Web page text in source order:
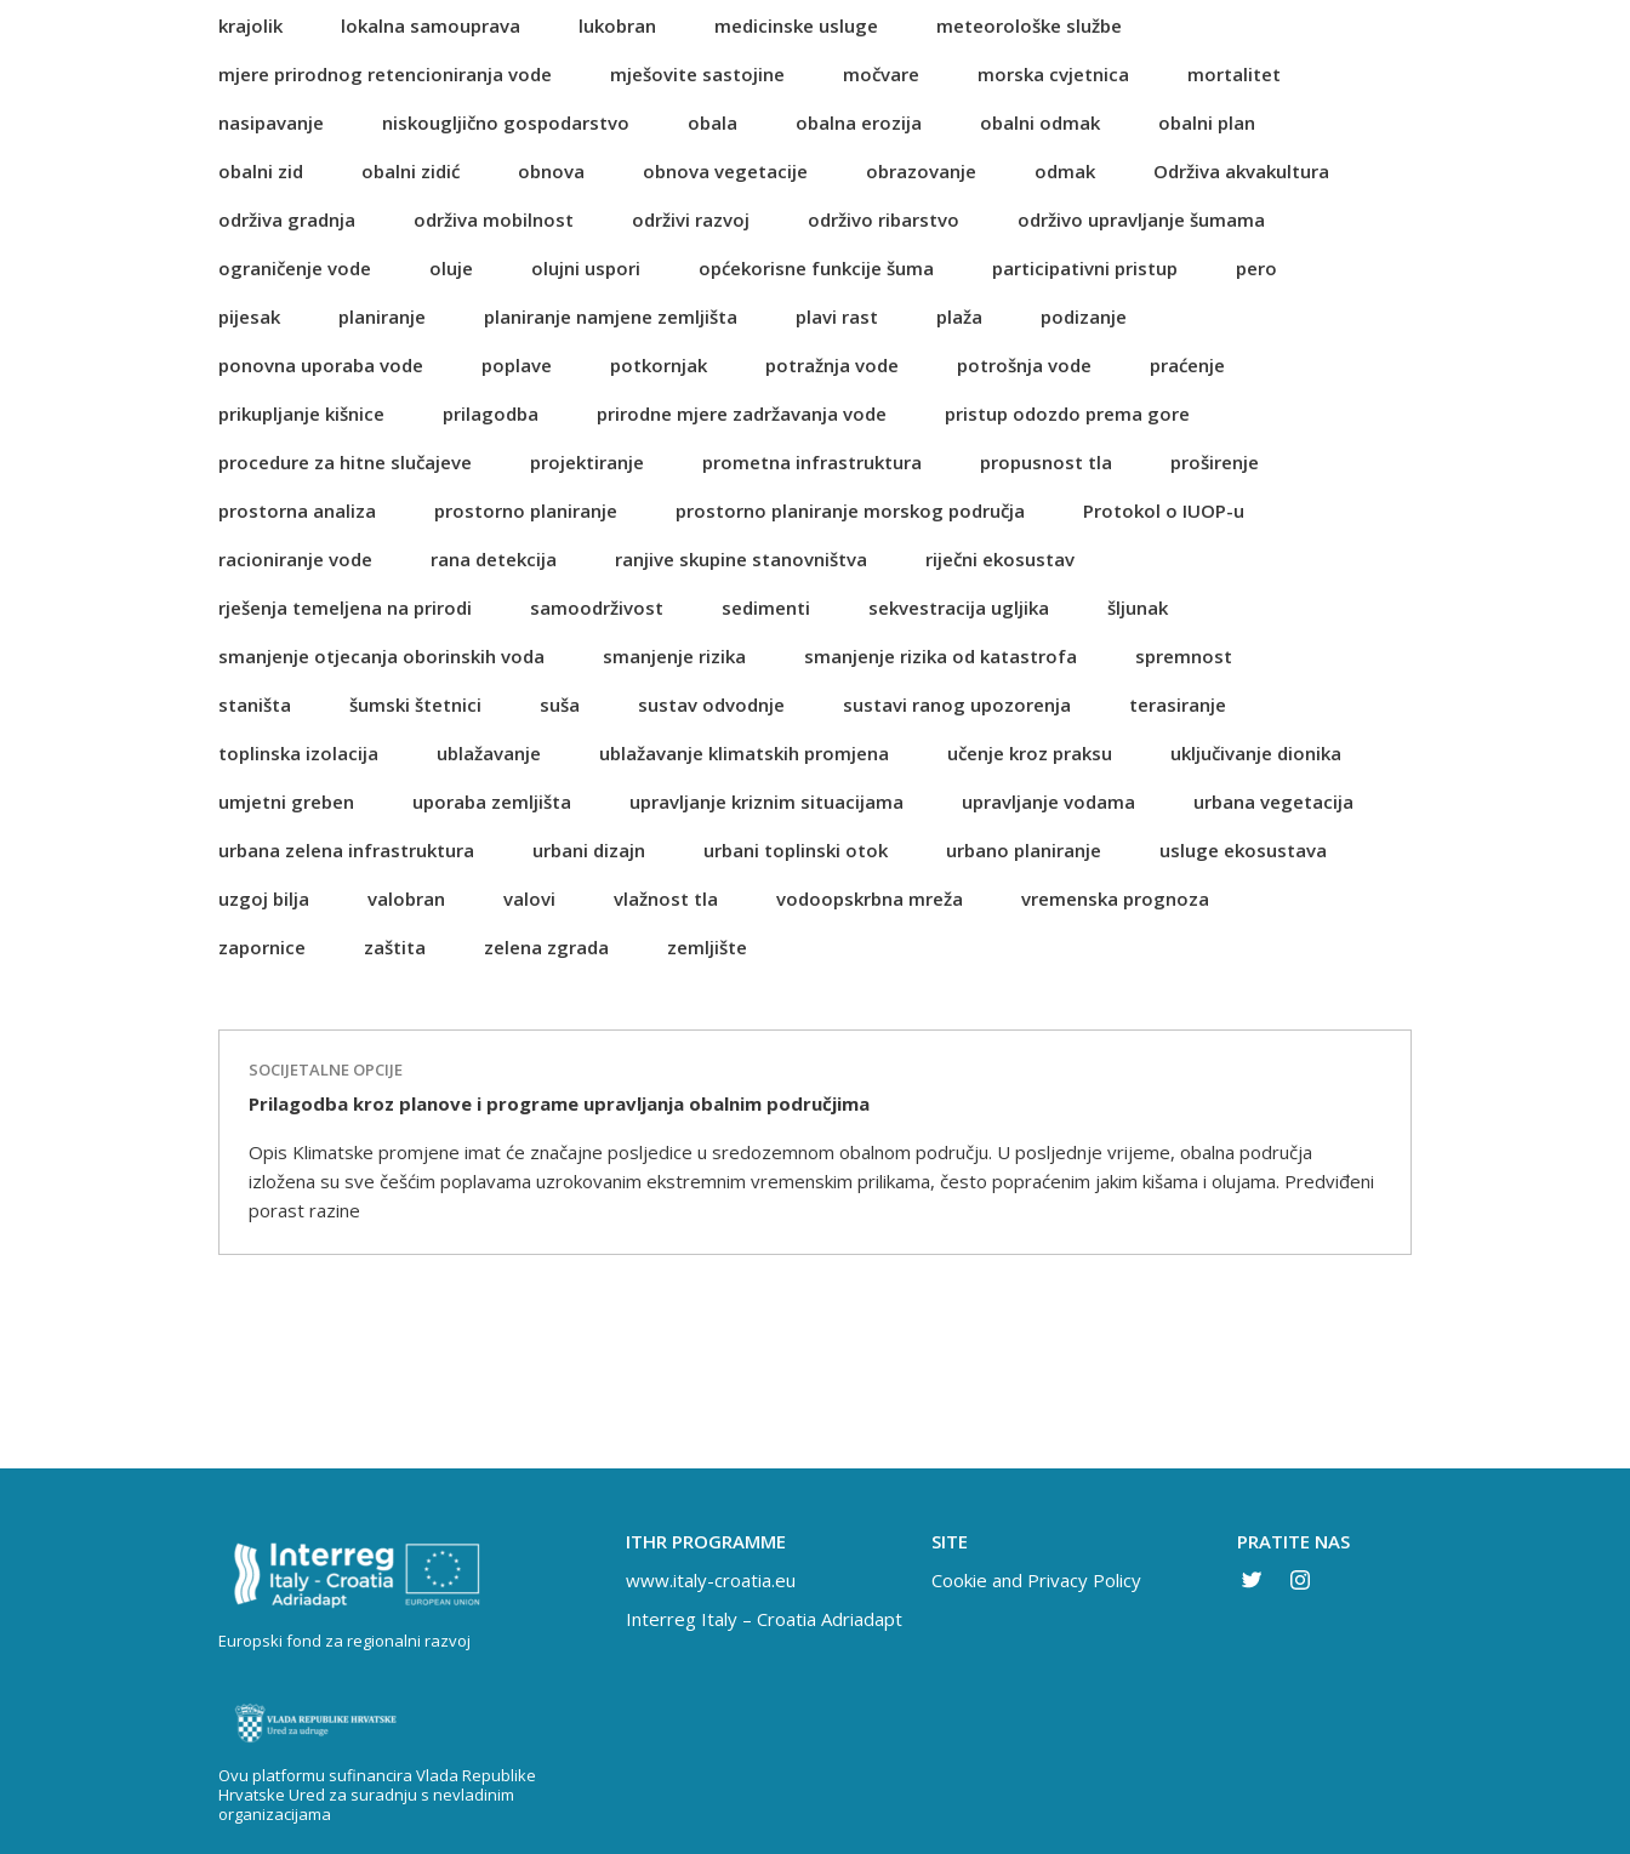
krajolik
lokalna samouprava lukobran medicinske usluge
meteorološke službe
mjere prirodnog retencioniranja vode
mješovite sastojine močvare morska cvjetnica
mortalitet
nasipavanje
niskougljično gospodarstvo obala obalna erozija obalni odmak
obalni plan
obalni zid
obalni zidić obnova obnova vegetacije obrazovanje odmak
Održiva akvakultura
održiva gradnja
održiva mobilnost održivi razvoj održivo ribarstvo
održivo upravljanje šumama
ograničenje vode
oluje olujni uspori općekorisne funkcije šuma participativni pristup
pero
pijesak
planiranje planiranje namjene zemljišta plavi rast plaža
podizanje
ponovna uporaba vode
poplave potkornjak potražnja vode potrošnja vode
praćenje
prikupljanje kišnice
prilagodba prirodne mjere zadržavanja vode
pristup odozdo prema gore
procedure za hitne slučajeve
projektiranje prometna infrastruktura propusnost tla
proširenje
prostorna analiza
prostorno planiranje prostorno planiranje morskog područja
Protokol o IUOP-u
racioniranje vode
rana detekcija ranjive skupine stanovništva
riječni ekosustav
rješenja temeljena na prirodi
samoodrživost sedimenti sekvestracija ugljika
šljunak
smanjenje otjecanja oborinskih voda
smanjenje rizika smanjenje rizika od katastrofa
spremnost
staništa
šumski štetnici suša sustav odvodnje sustavi ranog upozorenja
terasiranje
toplinska izolacija
ublažavanje ublažavanje klimatskih promjena učenje kroz praksu
uključivanje dionika
umjetni greben
uporaba zemljišta upravljanje kriznim situacijama upravljanje vodama
urbana vegetacija
urbana zelena infrastruktura
urbani dizajn urbani toplinski otok urbano planiranje
usluge ekosustava
uzgoj bilja
valobran valovi vlažnost tla vodoopskrbna mreža
vremenska prognoza
zapornice
zaštita zelena zgrada zemljište
SOCIJETALNE OPCIJE
Prilagodba kroz planove i programe upravljanja obalnim područjima
Opis Klimatske promjene imat će značajne posljedice u sredozemnom obalnom području. U posljednje vrijeme, obalna područja
izložena su sve češćim poplavama uzrokovanim ekstremnim vremenskim prilikama, često popraćenim jakim kišama i olujama. Predviđeni
porast razine
Europski fond za regionalni razvoj
Ovu platformu sufinancira Vlada Republike
Hrvatske Ured za suradnju s nevladinim
organizacijama
ITHR PROGRAMME
www.italy-croatia.eu
Interreg Italy – Croatia Adriadapt
SITE
Cookie and Privacy Policy
PRATITE NAS